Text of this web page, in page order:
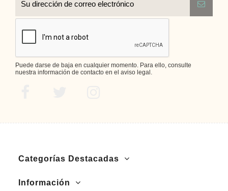
Puede darse de baja en cualquier momento. Para ello, consulte
nuestra información de contacto en el aviso legal.
Categorías Destacadas
Información